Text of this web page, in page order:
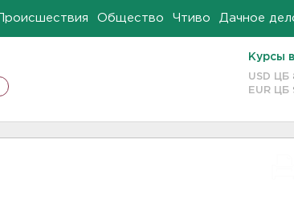
Происшествия Общество Чтиво Дачное
Курсы
USD ЦБ
EUR ЦБ